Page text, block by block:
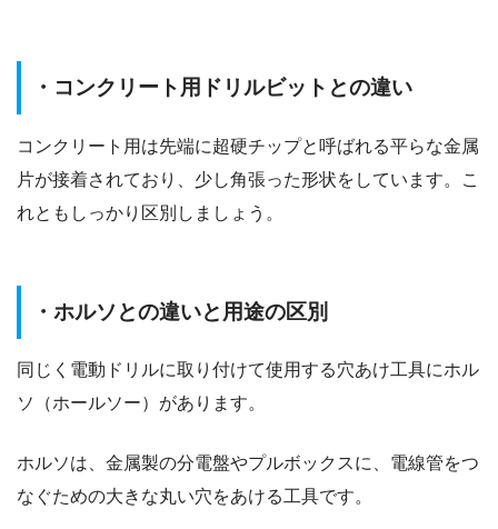
・コンクリート用ドリルビットとの違い
コンクリート用は先端に超硬チップと呼ばれる平らな金属
片が接着されており、少し角張った形状をしています。こ
れともしっかり区別しましょう。
・ホルソとの違いと用途の区別
同じく電動ドリルに取り付けて使用する穴あけ工具にホル
ソ（ホールソー）があります。
ホルソは、金属製の分電盤やプルボックスに、電線管をつ
なぐための大きな丸い穴をあける工具です。